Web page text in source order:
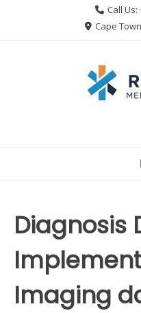
Call Us:
Cape
Diagnosis
Imaging